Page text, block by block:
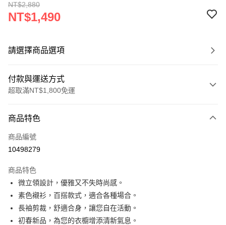
NT$2,880
NT$1,490
請選擇商品選項
付款與運送方式
超取滿NT$1,800免運
信用卡一次付款
超商取貨付款
Apple Pay
街口支付
悠遊付
商品特色
商品編號
10498279
商品特色
微立領設計，優雅又不失時尚感。
素色襯衫，百搭款式，適合各種場合。
長袖剪裁，舒適合身，讓您自在活動。
初春新品，為您的衣櫥增添清新氣息。